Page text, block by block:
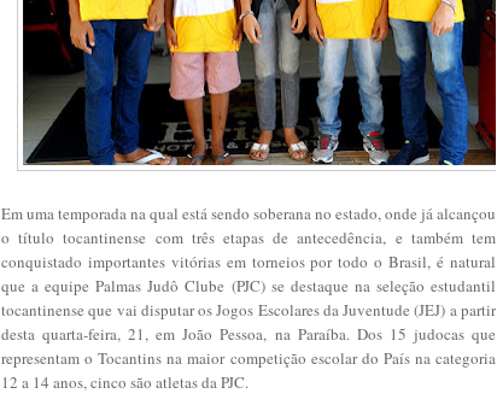
Em uma temporada na qual está sendo soberana no estado, onde já alcançou
o título tocantinense com três etapas de antecedência, e também tem
conquistado importantes vitórias em torneios por todo o Brasil, é natural
que a equipe Palmas Judô Clube (PJC) se destaque na seleção estudantil
tocantinense que vai disputar os Jogos Escolares da Juventude (JEJ) a partir
desta quarta-feira, 21, em João Pessoa, na Paraíba. Dos 15 judocas que
representam o Tocantins na maior competição escolar do País na categoria
12 a 14 anos, cinco são atletas da PJC.